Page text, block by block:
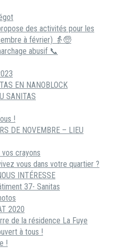
des activités pour les
à février) 👵🧓
abusif 📞
EN NANOBLOCK
SANITAS
!
DE NOVEMBRE – LIEU
crayons
vous dans votre quartier ?
INTÉRESSE
37- Sanitas
2020
de la résidence La Fuye
à tous !
!